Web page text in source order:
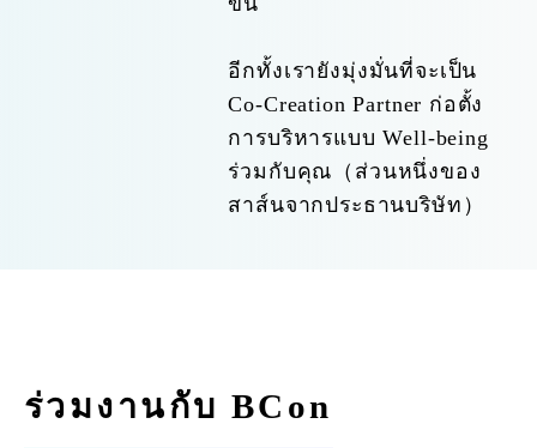
อีกทั้งเรายังมุ่งมั่นที่จะเป็น
Co-Creation Partner ก่อตั้ง
การบริหารแบบ Well-being
ร่วมกับคุณ（ส่วนหนึ่งของ
สาส์นจากประธานบริษัท）
ร่วมงานกับ BCon